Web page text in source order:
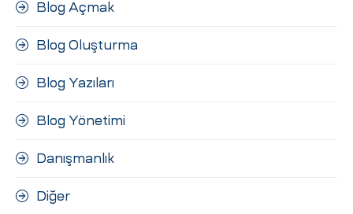
Blog Açmak
Blog Oluşturma
Blog Yazıları
Blog Yönetimi
Danışmanlık
Diğer